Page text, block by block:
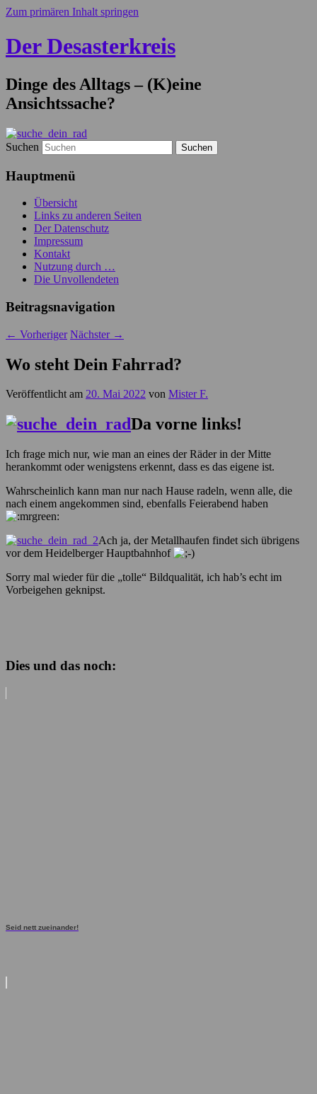
Zum primären Inhalt springen
Der Desasterkreis
Dinge des Alltags – (K)eine
Ansichtssache?
Suchen
Hauptmenü
Übersicht
Links zu anderen Seiten
Der Datenschutz
Impressum
Kontakt
Nutzung durch …
Die Unvollendeten
Beitragsnavigation
← Vorheriger Nächster →
Wo steht Dein Fahrrad?
Veröffentlicht am 20. Mai 2022 von Mister F.
Da vorne links!
Ich frage mich nur, wie man an eines der Räder in der Mitte
herankommt oder wenigstens erkennt, dass es das eigene ist.
Wahrscheinlich kann man nur nach Hause radeln, wenn alle, die
nach einem angekommen sind, ebenfalls Feierabend haben
Ach ja, der Metallhaufen findet sich übrigens
vor dem Heidelberger Hauptbahnhof
Sorry mal wieder für die „tolle“ Bildqualität, ich hab’s echt im
Vorbeigehen geknipst.
Dies und das noch:
Seid nett zueinander!